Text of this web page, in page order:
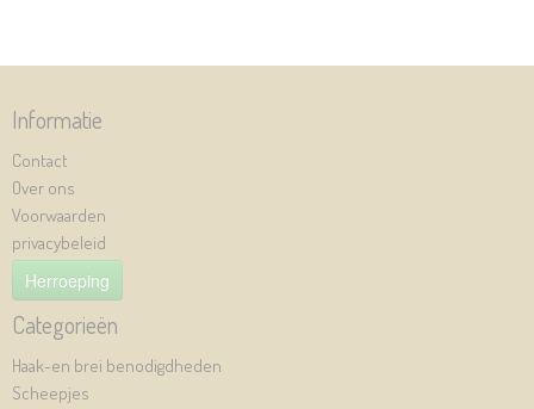
Informatie
Contact
Over ons
Voorwaarden
privacybeleid
Herroeping
Categorieën
Haak-en brei benodigdheden
Scheepjes